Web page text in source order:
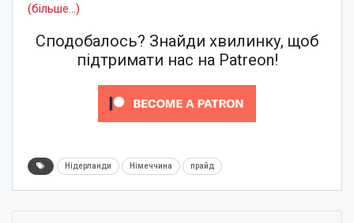
(більше…)
Сподобалось? Знайди хвилинку, щоб
підтримати нас на Patreon!
Нідерланди Німеччина прайд